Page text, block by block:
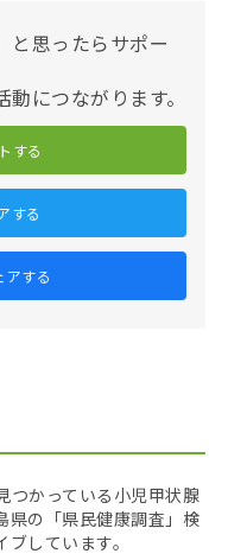
と思ったらサポー
につながります。
する
する
する
つかっている小児甲状腺
県の「県民健康調査」検
しています。